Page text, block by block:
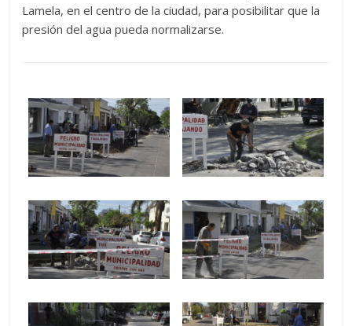
Lamela, en el centro de la ciudad, para posibilitar que la
presión del agua pueda normalizarse.